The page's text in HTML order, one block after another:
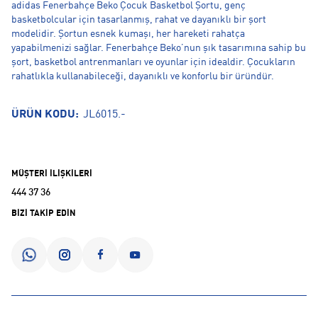
adidas Fenerbahçe Beko Çocuk Basketbol Şortu, genç
basketbolcular için tasarlanmış, rahat ve dayanıklı bir şort
modelidir. Şortun esnek kumaşı, her hareketi rahatça
yapabilmenizi sağlar. Fenerbahçe Beko’nun şık tasarımına sahip bu
şort, basketbol antrenmanları ve oyunlar için idealdir. Çocukların
rahatlıkla kullanabileceği, dayanıklı ve konforlu bir üründür.
ÜRÜN KODU: JL6015.-
MÜŞTERİ İLİŞKİLERİ
444 37 36
BİZİ TAKİP EDİN